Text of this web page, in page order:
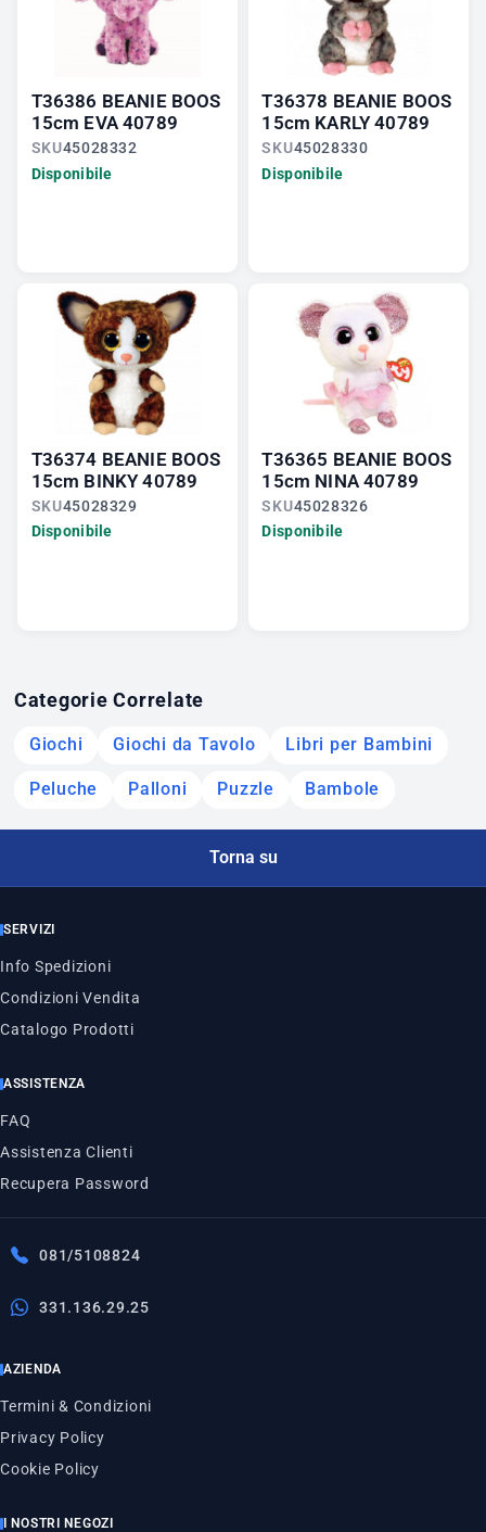
T36386 BEANIE BOOS
15cm EVA 40789
SKU45028332
Disponibile
T36378 BEANIE BOOS
15cm KARLY 40789
SKU45028330
Disponibile
T36374 BEANIE BOOS
15cm BINKY 40789
SKU45028329
Disponibile
T36365 BEANIE BOOS
15cm NINA 40789
SKU45028326
Disponibile
Categorie Correlate
Giochi Giochi da Tavolo Libri per Bambini
Peluche Palloni Puzzle Bambole
Torna su
SERVIZI
Info Spedizioni
Condizioni Vendita
Catalogo Prodotti
ASSISTENZA
FAQ
Assistenza Clienti
Recupera Password
081/5108824
331.136.29.25
AZIENDA
Termini & Condizioni
Privacy Policy
Cookie Policy
I NOSTRI NEGOZI